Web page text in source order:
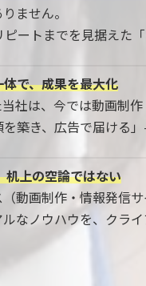
ません。
ートまでを見据えた
体で、成果を最大化
社は、今では動画制
を築き、広告で届ける
机上の空論ではない
動画制作・情報発信
なノウハウを、クライ